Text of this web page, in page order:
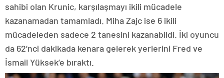
sahibi olan Krunic, karşılaşmayı ikili mücadele
kazanamadan tamamladı. Miha Zajc ise 6 ikili
mücadeleden sadece 2 tanesini kazanabildi. İki oyuncu
da 62’nci dakikada kenara gelerek yerlerini Fred ve
İsmail Yüksek’e bıraktı.